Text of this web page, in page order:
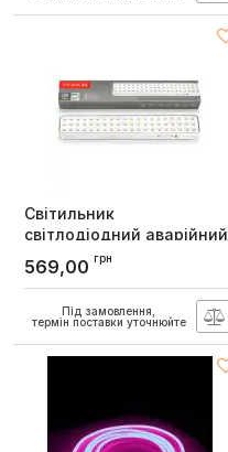
Світильник
світлодіодний аварійний
60 LED 6500К, TITANUM
Артикул:
569,00 грн
Під замовлення,
термін поставки уточнюйте